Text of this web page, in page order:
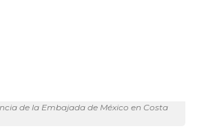
de la Embajada de México en Costa